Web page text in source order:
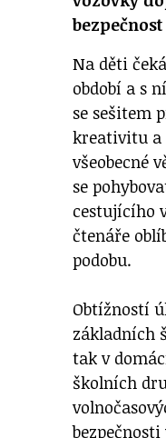
Na děti
období a s
se sešitem
kreativitu a
všeobecné
se
cestujícího
čtenáře
podobu.
Obtížností
základních
tak v
školních